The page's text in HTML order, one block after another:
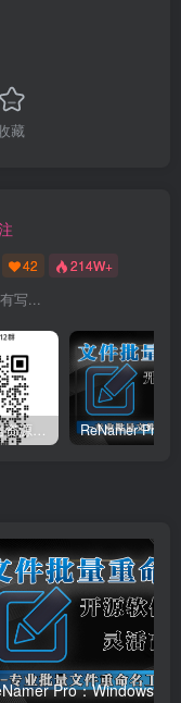
藏
42 214W+
写...
930资源库-微信资源12群【限时免费】开放入群中！！！